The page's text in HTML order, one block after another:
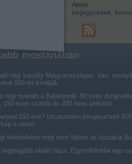
Atom
bejegyzések
mostanában
régi kastély Magyarországon. Van,
950-ért kínálják
régi nyaraló a Balatonnál. 80 éves
150 éves csárda és 200 éves présház
150 éve? Utcaszinten böngészhető
a neten
felvételeket még nem láttam az éjszakai
legdrágább eladó háza. Egymilliárddal épp